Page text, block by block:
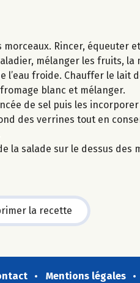
Rincer, équeuter
mélanger les fruits, la
l’eau froide. Chauffer le lait
blanc et mélanger.
de sel puis les
des verrines tout en
la salade sur le dessus des
la recette
Mentions légales